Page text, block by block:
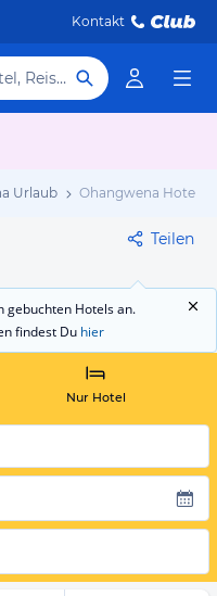
Kontakt
Hotel, Reiseziel
Urlaub Ohangwena Hotels
Teilen
gebuchten Hotels an.
findest Du hier
Nur Hotel